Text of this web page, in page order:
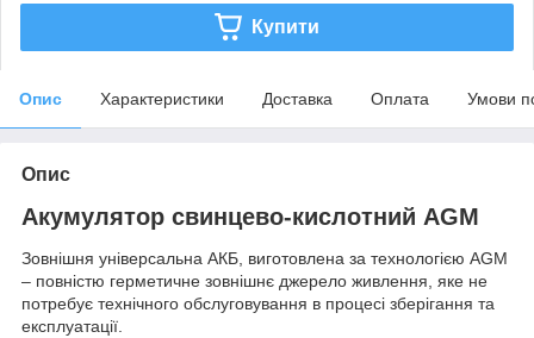
Купити
Опис Характеристики Доставка Оплата Умови
Опис
Акумулятор свинцево-кислотний AGM
Зовнішня універсальна АКБ, виготовлена за технологією AGM
– повністю герметичне зовнішнє джерело живлення, яке не
потребує технічного обслуговування в процесі зберігання та
експлуатації.